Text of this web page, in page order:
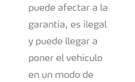
puede afectar a la
garantía, es ilegal
y puede llegar a
poner el vehículo
en un modo de